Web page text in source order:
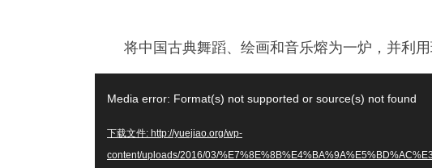
将中国古典舞蹈、绘画和音乐熔为一炉，并利
频
播
放
Media error: Format(s) not supported or source(s) not found
下载文件: http://yuejiao.org/wp-
content/uploads/2016/03/